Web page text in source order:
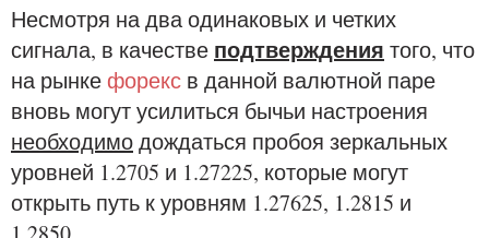
Несмотря на два одинаковых и четких
сигнала, в качестве подтверждения того, что
на рынкефорекс в данной валютной паре
вновь могут усилиться бычьи настроения
необходимодождаться пробоя зеркальных
уровней 1.2705 и 1.27225, которые могут
открыть путь к уровням 1.27625, 1.2815 и